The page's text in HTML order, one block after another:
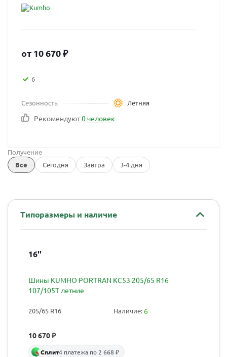
от 10 670₽
6
Сезонность Летняя
Рекомендуют0 человек
Получение
Все
Сегодня Завтра 3-4 дня
Типоразмеры и наличие
16''
Шины KUMHO PORTRAN KC53 205/65 R16
107/105T летние
205/65 R16 Наличие: 6
10 670₽
Сплит4 платежа по 2 668 ₽